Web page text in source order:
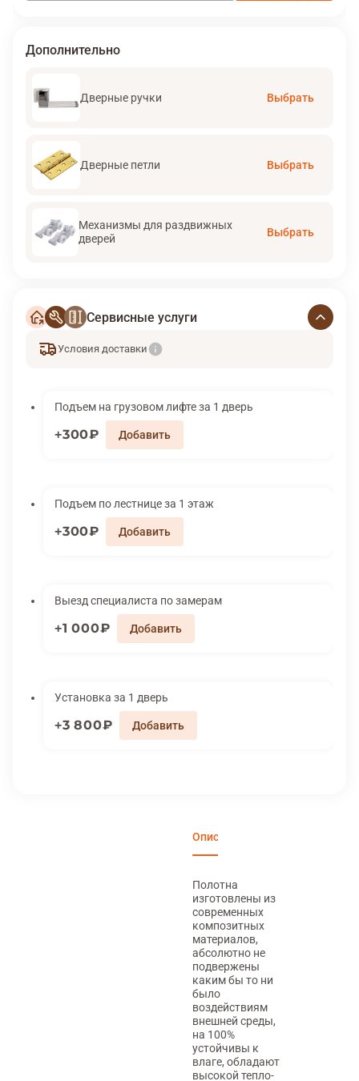
Дополнительно
Дверные ручки Выбрать
Дверные петли Выбрать
Механизмы для раздвижных
дверей
Выбрать
Сервисные услуги
Условия доставки
Подъем на грузовом лифте за 1 дверь
300₽
Подъем по лестнице за 1 этаж
300₽
Выезд специалиста по замерам
1 000₽
Установка за 1 дверь
3 800₽
Описание
Полотна
изготовлены из
современных
композитных
материалов,
абсолютно не
подвержены
каким бы то ни
было
воздействиям
внешней среды,
на 100%
устойчивы к
влаге, обладают
высокой тепло-